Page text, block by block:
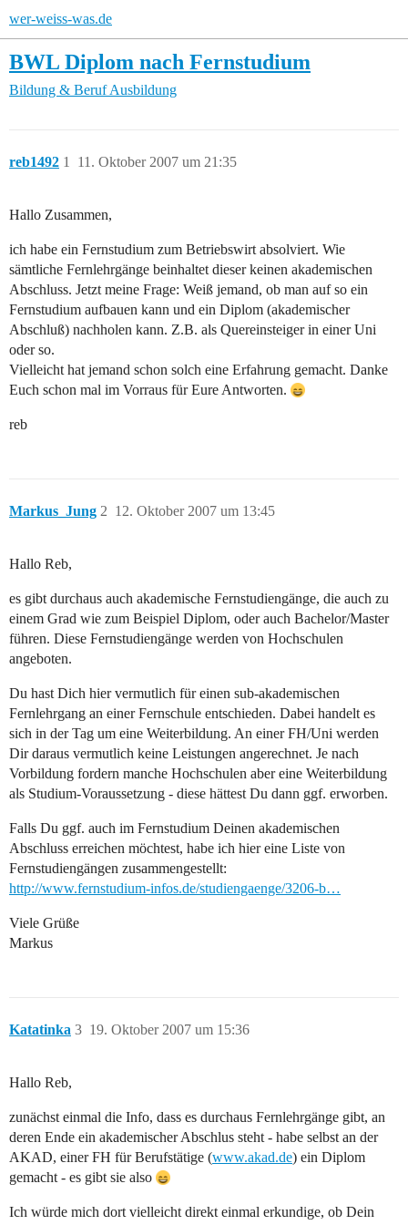
wer-weiss-was.de
BWL Diplom nach Fernstudium
Bildung & Beruf Ausbildung
reb1492 11. Oktober 2007 um 21:35
1
Hallo Zusammen,
ich habe ein Fernstudium zum Betriebswirt absolviert. Wie
sämtliche Fernlehrgänge beinhaltet dieser keinen akademischen
Abschluss. Jetzt meine Frage: Weiß jemand, ob man auf so ein
Fernstudium aufbauen kann und ein Diplom (akademischer
Abschluß) nachholen kann. Z.B. als Quereinsteiger in einer Uni
oder so.
Vielleicht hat jemand schon solch eine Erfahrung gemacht. Danke
Euch schon mal im Vorraus für Eure Antworten.
reb
Markus_Jung 12. Oktober 2007 um 13:45
2
Hallo Reb,
es gibt durchaus auch akademische Fernstudiengänge, die auch zu
einem Grad wie zum Beispiel Diplom, oder auch Bachelor/Master
führen. Diese Fernstudiengänge werden von Hochschulen
angeboten.
Du hast Dich hier vermutlich für einen sub-akademischen
Fernlehrgang an einer Fernschule entschieden. Dabei handelt es
sich in der Tag um eine Weiterbildung. An einer FH/Uni werden
Dir daraus vermutlich keine Leistungen angerechnet. Je nach
Vorbildung fordern manche Hochschulen aber eine Weiterbildung
als Studium-Voraussetzung - diese hättest Du dann ggf. erworben.
Falls Du ggf. auch im Fernstudium Deinen akademischen
Abschluss erreichen möchtest, habe ich hier eine Liste von
Fernstudiengängen zusammengestellt:
http://www.fernstudium-infos.de/studiengaenge/3206-b…
Viele Grüße
Markus
Katatinka 19. Oktober 2007 um 15:36
3
Hallo Reb,
zunächst einmal die Info, dass es durchaus Fernlehrgänge gibt, an
deren Ende ein akademischer Abschlus steht - habe selbst an der
AKAD, einer FH für Berufstätige (www.akad.de) ein Diplom
gemacht - es gibt sie also
Ich würde mich dort vielleicht direkt einmal erkundige, ob Dein